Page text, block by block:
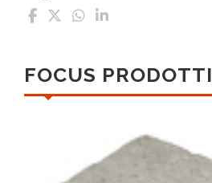
FOCUS PRODOTTI